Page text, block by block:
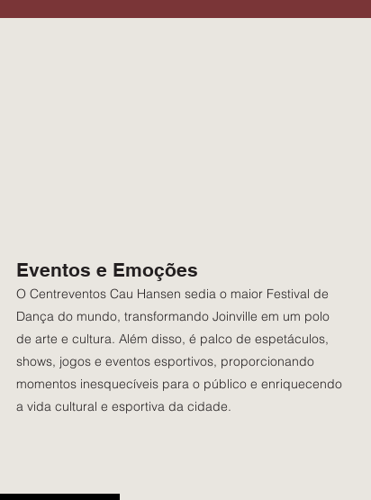
Eventos e Emoções
O Centreventos Cau Hansen sedia o maior Festival de
Dança do mundo, transformando Joinville em um polo
de arte e cultura. Além disso, é palco de espetáculos,
shows, jogos e eventos esportivos, proporcionando
momentos inesquecíveis para o público e enriquecendo
a vida cultural e esportiva da cidade.